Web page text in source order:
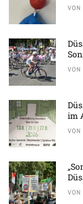
VON
VON
im
VON
VON